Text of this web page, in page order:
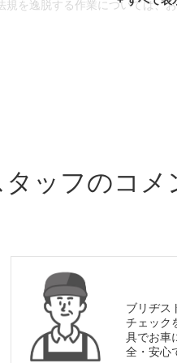
規を逸脱する作業については、
ッフのコメ
ブリヂス
チェック
具でお車
全・安心